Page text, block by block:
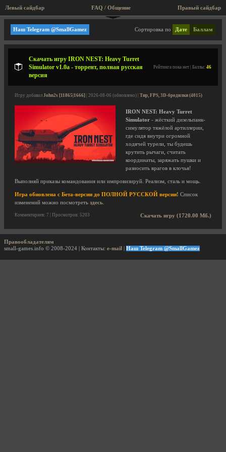
Левый сайдбар Правый сайдбар
FAQ / Общение
Nick Nieuwoudt
Сортировка по Дате Баллам
Наш Telegram @SmallGamez
Скачать игру IRON NEST: Heavy Turret
Simulator v1.0a - торрент, полная русская
версия
Рейтинга пока нет | Баллы: 46
Игру добавил John2s [11865|1666] | 2026-08-06 (обновлено) | Тир, FPS, 3D-бродилки (4015)
IRON NEST: Heavy Turret
Simulator - жёсткий дизельпанк-
симулятор тяжёлой артиллерии,
где сидя внутри огромной
ходячей турели, ты будешь
крутить рычаги, считать
координаты, заряжать пушки и
разносить врагов в клочья!
Выполняй приказы командования или импровизируй. Реализм, сталь и мощь.
Игра обновлена с Бета-версии до ПОЛНОЙ РУССКОЙ версии! Список
изменений можно посмотреть здесь
Скачать игру (1720.00 Мб.)
Комментариев: 7 | Просмотров: 5203
Правообладателям
small-games.info © 2008-2024 | Контакты: e-mail Наш Telegram @SmallGamez